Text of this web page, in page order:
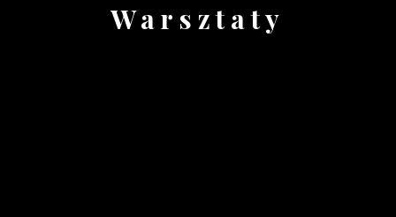
Warsztaty